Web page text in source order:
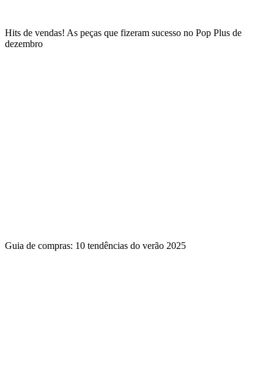
Hits de vendas! As peças que fizeram sucesso no Pop Plus de
dezembro
Guia de compras: 10 tendências do verão 2025